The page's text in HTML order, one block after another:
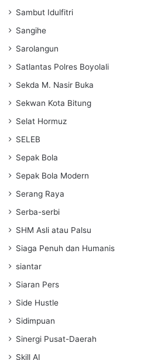
Sambut Idulfitri
Sangihe
Sarolangun
Satlantas Polres Boyolali
Sekda M. Nasir Buka
Sekwan Kota Bitung
Selat Hormuz
SELEB
Sepak Bola
Sepak Bola Modern
Serang Raya
Serba-serbi
SHM Asli atau Palsu
Siaga Penuh dan Humanis
siantar
Siaran Pers
Side Hustle
Sidimpuan
Sinergi Pusat-Daerah
Skill AI